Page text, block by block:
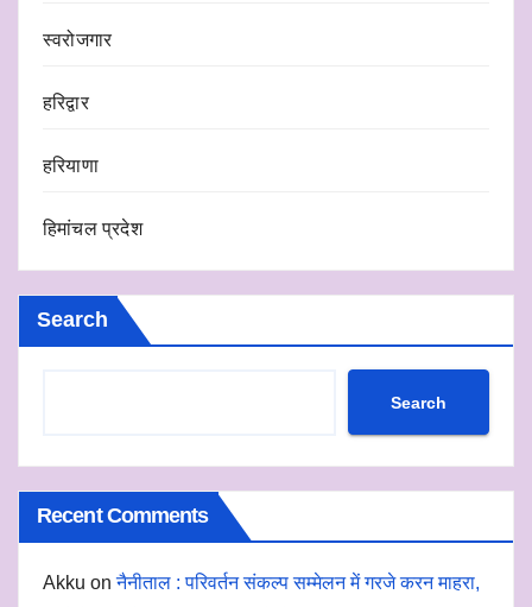
स्वरोजगार
हरिद्वार
हरियाणा
हिमांचल प्रदेश
Search
Search
Recent Comments
Akku onनैनीताल : परिवर्तन संकल्प सम्मेलन में गरजे करन माहरा,